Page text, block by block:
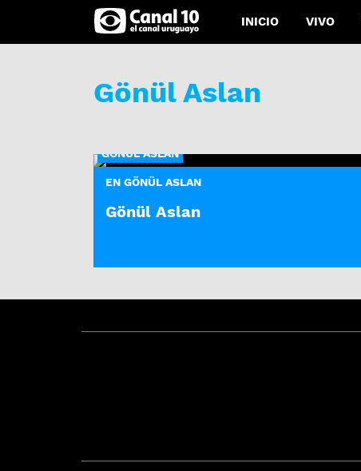
INICIO VIVO
Gönül Aslan
GÖNÜL ASLAN
EN GÖNÜL ASLAN
Gönül Aslan